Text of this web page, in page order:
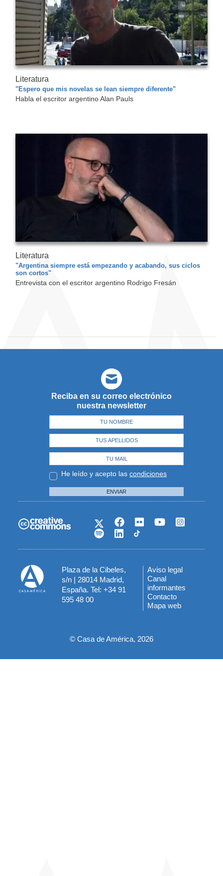
Literatura
"Espero que mis novelas se lean siempre diferente"
Habla el escritor argentino Alan Pauls
Literatura
"Argentina siempre está empezando y acabando, sus ciclos
son cortos"
Entrevista con el escritor argentino Rodrigo Fresán
Reciba en su correo electrónico
nuestra newsletter
He leído y acepto las condiciones
ENVIAR
Plaza de la Cibeles,
s/n | 28014 Madrid,
España. Tel: +34 91
595 48 00
Menú
del
pie
Aviso legal
Canal
informantes
Contacto
Mapa web
© Casa de América, 2026